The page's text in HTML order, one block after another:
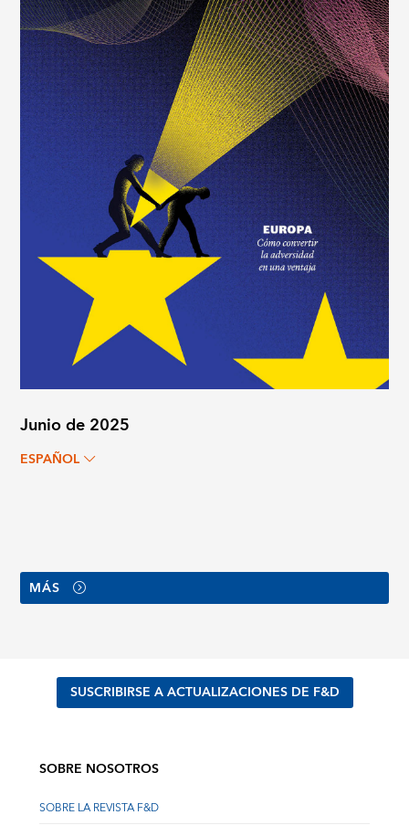
Junio de 2025
ESPAÑOL
MÁS
SUSCRIBIRSE A ACTUALIZACIONES DE F&D
SOBRE NOSOTROS
SOBRE LA REVISTA F&D